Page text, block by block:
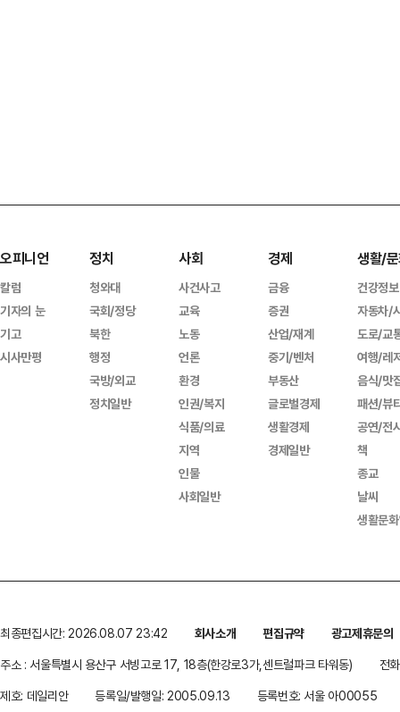
오피니언
칼럼
기자의 눈
기고
시사만평
정치
청와대
국회/정당
북한
행정
국방/외교
정치일반
사회
사건사고
교육
노동
언론
환경
인권/복지
식품/의료
지역
인물
사회일반
경제
금융
증권
산업/재계
중기/벤처
부동산
글로벌경제
생활경제
경제일반
생활/
건강정보
자동차/
도로/교
여행/레
음식/맛
패션/뷰
공연/전
책
종교
날씨
생활문
최종편집시간: 2026.08.07 23:42 회사소개 편집규약
광고제휴문의
주소 : 서울특별시 용산구 서빙고로 17, 18층(한강로3가,센트럴파크 타워동)
전
제호: 데일리안
등록일/발행일: 2005.09.13 등록번호: 서울 아00055